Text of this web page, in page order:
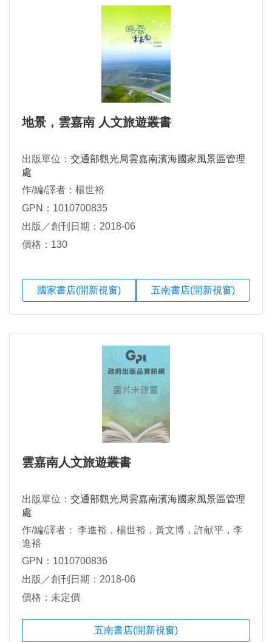
地景，雲嘉南 人文旅遊叢書
出版單位： 交通部觀光局雲嘉南濱海國家風景區管理
處
作/編/譯者：楊世裕
GPN：1010700835
出版／創刊日期：2018-06
價格：130
國家書店(開新視窗) 五南書店(開新視窗)
雲嘉南人文旅遊叢書
出版單位： 交通部觀光局雲嘉南濱海國家風景區管理
處
作/編/譯者： 李進裕，楊世裕，黃文博，許献平，李
進裕
GPN：1010700836
出版／創刊日期：2018-06
價格：未定價
五南書店(開新視窗)